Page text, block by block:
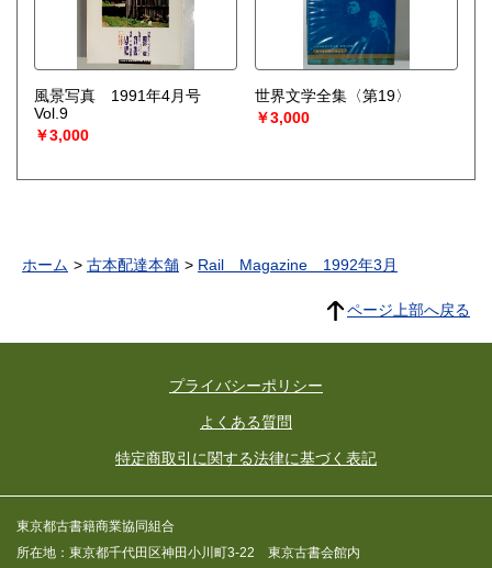
風景写真 1991年4月号
Vol.9
￥3,000
世界文学全集〈第19〉
￥3,000
ホーム 古本配達本舗 Rail Magazine 1992年3月
ページ上部へ戻る
プライバシーポリシー
よくある質問
特定商取引に関する法律に基づく表記
東京都古書籍商業協同組合
所在地：東京都千代田区神田小川町3-22 東京古書会館内